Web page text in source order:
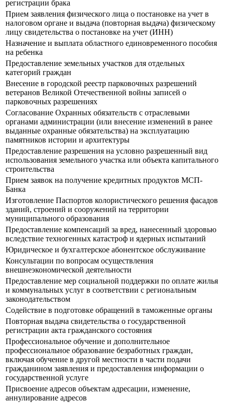
регистрации брака
Прием заявления физического лица о постановке на учет в
налоговом органе и выдача (повторная выдача) физическому
лицу свидетельства о постановке на учет (ИНН)
Назначение и выплата областного единовременного пособия
на ребенка
Предоставление земельных участков для отдельных
категорий граждан
Внесение в городской реестр парковочных разрешений
ветеранов Великой Отечественной войны записей о
парковочных разрешениях
Согласование Охранных обязательств с отраслевыми
органами администрации (или внесение изменений в ранее
выданные охранные обязательства) на эксплуатацию
памятников истории и архитектуры
Предоставление разрешения на условно разрешенный вид
использования земельного участка или объекта капитального
строительства
Прием заявок на получение кредитных продуктов МСП-
Банка
Изготовление Паспортов колористического решения фасадов
зданий, строений и сооружений на территории
муниципального образования
Предоставление компенсаций за вред, нанесенный здоровью
вследствие техногенных катастроф и ядерных испытаний
Юридическое и бухгалтерское абонентское обслуживание
Консультации по вопросам осуществления
внешнеэкономической деятельности
Предоставление мер социальной поддержки по оплате жилья
и коммунальных услуг в соответствии с региональным
законодательством
Содействие в подготовке обращений в таможенные органы
Повторная выдача свидетельства о государственной
регистрации акта гражданского состояния
Профессиональное обучение и дополнительное
профессиональное образование безработных граждан,
включая обучение в другой местности в части подачи
гражданином заявления и предоставления информации о
государственной услуге
Присвоение адресов объектам адресации, изменение,
аннулирование адресов